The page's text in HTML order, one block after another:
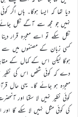
دیا تھا کہ ایسا ہوگا۔ ہاں اگر
نہیں جو مجھ سے آگے نکل جائے
نکل سکے تو اسے معجزہ قرار
کسی زبان کے مصنفوں میں
ہوگا لیکن اس کے کمال کے
دے کہ کوئی شخص اس کی نظیر
معجزہ ہو جائے گا۔ یہی حال
کوئی نظیر نہیں لا سکتا اور
کی کوئی مثل نہیں لا سکے گا